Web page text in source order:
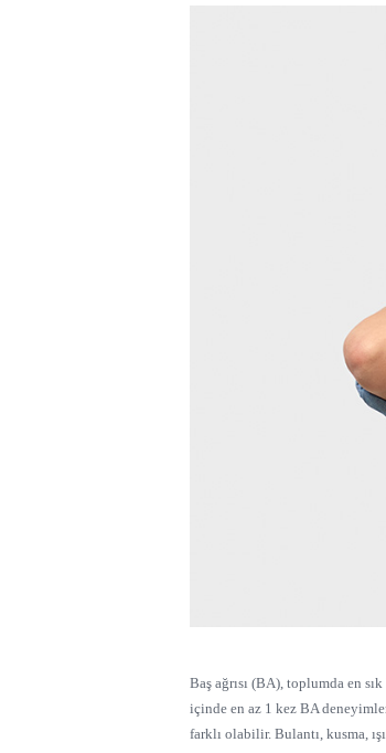
Baş ağrısı (BA), toplumda en
içinde en az 1 kez BA
farklı olabilir. Bulantı, kusma,